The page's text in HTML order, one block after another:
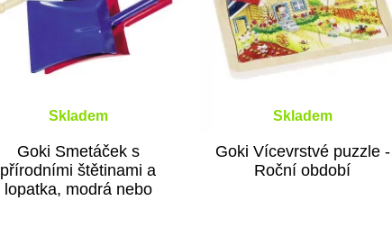
Skladem
Goki Smetáček s
přírodními štětinami a
lopatka, modrá nebo
Skladem
Goki Vícevrstvé puzzle -
Roční období